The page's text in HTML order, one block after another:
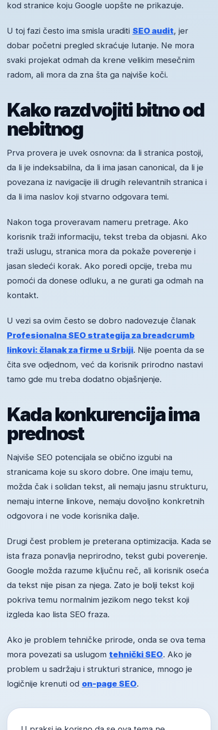
kod stranice koju Google uopšte ne prikazuje.
U toj fazi često ima smisla uraditi SEO audit, jer
dobar početni pregled skraćuje lutanje. Ne mora
svaki projekat odmah da krene velikim mesečnim
radom, ali mora da zna šta ga najviše koči.
Kako razdvojiti bitno od
nebitnog
Prva provera je uvek osnovna: da li stranica postoji,
da li je indeksabilna, da li ima jasan canonical, da li je
povezana iz navigacije ili drugih relevantnih stranica i
da li ima naslov koji stvarno odgovara temi.
Nakon toga proveravam nameru pretrage. Ako
korisnik traži informaciju, tekst treba da objasni. Ako
traži uslugu, stranica mora da pokaže poverenje i
jasan sledeći korak. Ako poredi opcije, treba mu
pomoći da donese odluku, a ne gurati ga odmah na
kontakt.
U vezi sa ovim često se dobro nadovezuje članak
Profesionalna SEO strategija za breadcrumb
linkovi: članak za firme u Srbiji. Nije poenta da se
čita sve odjednom, već da korisnik prirodno nastavi
tamo gde mu treba dodatno objašnjenje.
Kada konkurencija ima
prednost
Najviše SEO potencijala se obično izgubi na
stranicama koje su skoro dobre. One imaju temu,
možda čak i solidan tekst, ali nemaju jasnu strukturu,
nemaju interne linkove, nemaju dovoljno konkretnih
odgovora i ne vode korisnika dalje.
Drugi čest problem je preterana optimizacija. Kada se
ista fraza ponavlja neprirodno, tekst gubi poverenje.
Google možda razume ključnu reč, ali korisnik oseća
da tekst nije pisan za njega. Zato je bolji tekst koji
pokriva temu normalnim jezikom nego tekst koji
izgleda kao lista SEO fraza.
Ako je problem tehničke prirode, onda se ova tema
mora povezati sa uslugom tehnički SEO. Ako je
problem u sadržaju i strukturi stranice, mnogo je
logičnije krenuti od on-page SEO.